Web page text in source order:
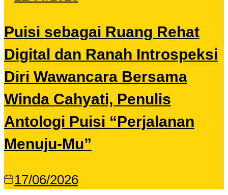
Puisi sebagai Ruang Rehat
Digital dan Ranah Introspeksi
Diri Wawancara Bersama
Winda Cahyati, Penulis
Antologi Puisi “Perjalanan
Menuju-Mu”
17/06/2026